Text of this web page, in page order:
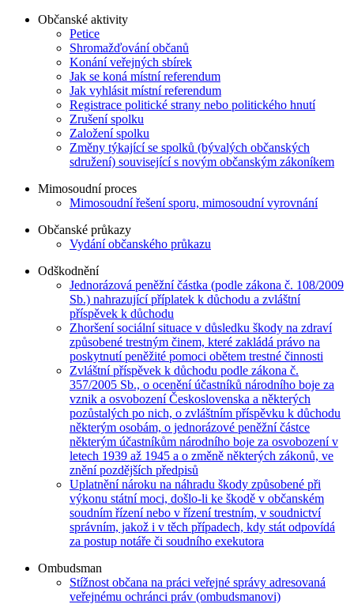
Občanské aktivity
Petice
Shromažďování občanů
Konání veřejných sbírek
Jak se koná místní referendum
Jak vyhlásit místní referendum
Registrace politické strany nebo politického hnutí
Zrušení spolku
Založení spolku
Změny týkající se spolků (bývalých občanských
sdružení) související s novým občanským zákoníkem
Mimosoudní proces
Mimosoudní řešení sporu, mimosoudní vyrovnání
Občanské průkazy
Vydání občanského průkazu
Odškodnění
Jednorázová peněžní částka (podle zákona č. 108/2009
Sb.) nahrazující příplatek k důchodu a zvláštní
příspěvek k důchodu
Zhoršení sociální situace v důsledku škody na zdraví
způsobené trestným činem, které zakládá právo na
poskytnutí peněžité pomoci obětem trestné činnosti
Zvláštní příspěvek k důchodu podle zákona č.
357/2005 Sb., o ocenění účastníků národního boje za
vznik a osvobození Československa a některých
pozůstalých po nich, o zvláštním příspěvku k důchodu
některým osobám, o jednorázové peněžní částce
některým účastníkům národního boje za osvobození v
letech 1939 až 1945 a o změně některých zákonů, ve
znění pozdějších předpisů
Uplatnění nároku na náhradu škody způsobené při
výkonu státní moci, došlo-li ke škodě v občanském
soudním řízení nebo v řízení trestním, v soudnictví
správním, jakož i v těch případech, kdy stát odpovídá
za postup notáře či soudního exekutora
Ombudsman
Stížnost občana na práci veřejné správy adresovaná
veřejnému ochránci práv (ombudsmanovi)